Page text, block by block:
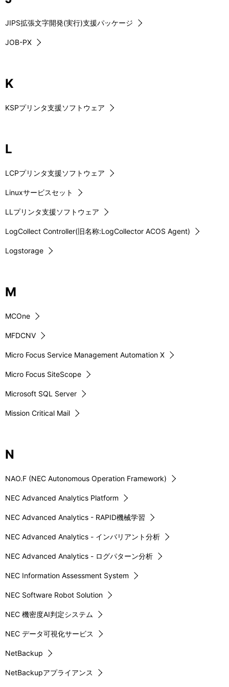
JIPS拡張文字開発(実行)支援パッケージ
JOB-PX
K
KSPプリンタ支援ソフトウェア
L
LCPプリンタ支援ソフトウェア
Linuxサービスセット
LLプリンタ支援ソフトウェア
LogCollect Controller(旧名称:LogCollector ACOS Agent)
Logstorage
M
MCOne
MFDCNV
Micro Focus Service Management Automation X
Micro Focus SiteScope
Microsoft SQL Server
Mission Critical Mail
N
NAO.F (NEC Autonomous Operation Framework)
NEC Advanced Analytics Platform
NEC Advanced Analytics - RAPID機械学習
NEC Advanced Analytics - インバリアント分析
NEC Advanced Analytics - ログパターン分析
NEC Information Assessment System
NEC Software Robot Solution
NEC 機密度AI判定システム
NEC データ可視化サービス
NetBackup
NetBackupアプライアンス